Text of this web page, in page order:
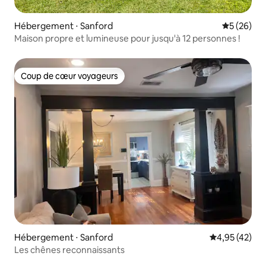
Hébergement ⋅ Sanford
5 (26)
Maison propre et lumineuse pour jusqu'à 12 personnes !
Coup de cœur voyageurs
Coup de cœur voyageurs
Hébergement ⋅ Sanford Évaluation
4,95 (42)
Les chênes reconnaissants